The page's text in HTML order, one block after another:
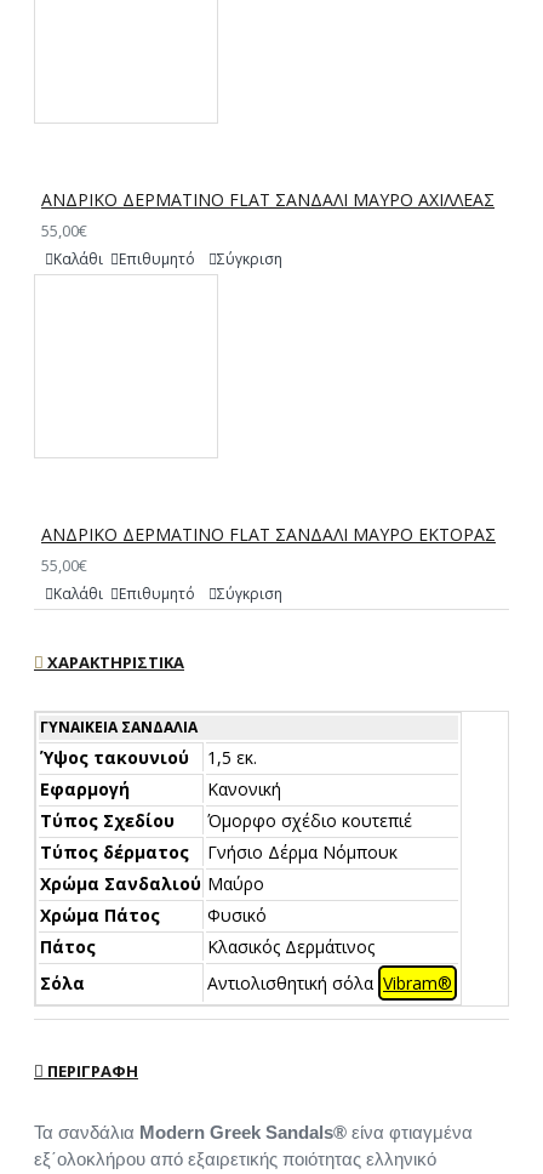
ΑΝΔΡΙΚΟ ΔΕΡΜΑΤΙΝΟ FLAT ΣΑΝΔΑΛΙ ΜΑΥΡΟ ΑΧΙΛΛΕΑΣ
55,00€
Καλάθι Επιθυμητό Σύγκριση
ΑΝΔΡΙΚΟ ΔΕΡΜΑΤΙΝΟ FLAT ΣΑΝΔΑΛΙ ΜΑΥΡΟ ΕΚΤΟΡΑΣ
55,00€
Καλάθι Επιθυμητό Σύγκριση
ΧΑΡΑΚΤΗΡΙΣΤΙΚΆ
ΓΥΝΑΙΚΕΊΑ ΣΑΝΔΆΛΙΑ
Ύψος τακουνιού
1,5 εκ.
Εφαρμογή
Κανονική
Τύπος Σχεδίου
Όμορφο σχέδιο κουτεπιέ
Τύπος δέρματος
Γνήσιο Δέρμα Νόμπουκ
Χρώμα Σανδαλιού Μαύρο
Χρώμα Πάτος
Φυσικό
Πάτος
Κλασικός Δερμάτινος
Σόλα
Αντιολισθητική σόλα Vibram®
ΠΕΡΙΓΡΑΦΉ
Τα σανδάλια Modern Greek Sandals® είνα φτιαγμένα
εξ΄ολοκλήρου από εξαιρετικής ποιότητας ελληνικό